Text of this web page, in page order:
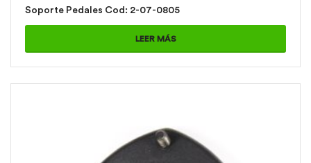
Soporte Pedales Cod: 2-07-0805
LEER MÁS